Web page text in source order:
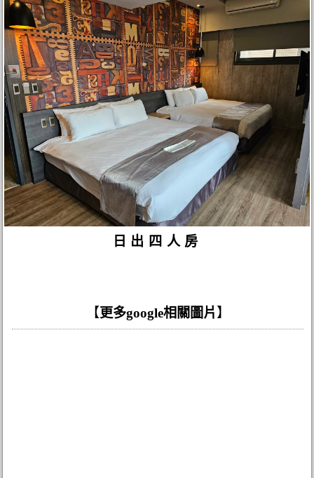
日出四人房
【 更多google相關圖片 】